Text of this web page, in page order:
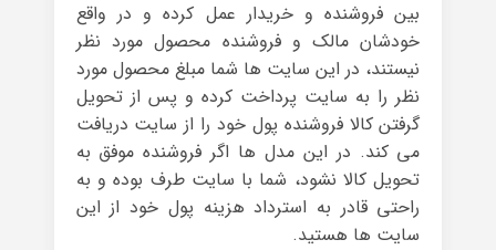
بین فروشنده و خریدار عمل کرده و در واقع
خودشان مالک و فروشنده محصول مورد نظر
نیستند، در این سایت ها شما مبلغ محصول مورد
نظر را به سایت پرداخت کرده و پس از تحویل
گرفتن کالا فروشنده پول خود را از سایت دریافت
می کند. در این مدل ها اگر فروشنده موفق به
تحویل کالا نشود، شما با سایت طرف بوده و به
راحتی قادر به استرداد هزینه پول خود از این
سایت ها هستید.